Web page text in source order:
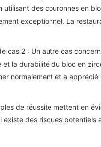
utilisant des couronnes en
exceptionnel. La
cas 2 : Un autre cas
et la durabilité du bloc en
normalement et a
de réussite mettent en
existe des risques potentiels